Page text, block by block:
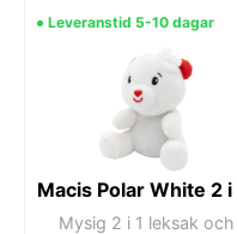
Leveranstid 5-10 dagar
Mysig 2 i 1 leksak och